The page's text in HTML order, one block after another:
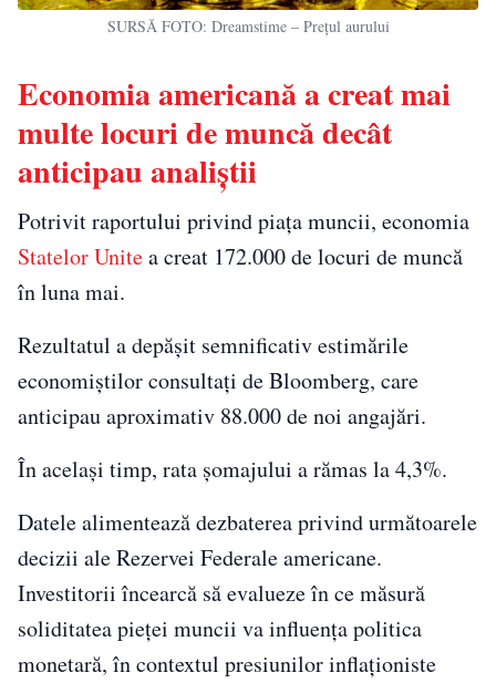
SURSĂ FOTO: Dreamstime – Prețul aurului
Economia americană a creat mai
multe locuri de muncă decât
anticipau analiștii
Potrivit raportului privind piața muncii, economia
Statelor Unitea creat 172.000 de locuri de muncă
în luna mai.
Rezultatul a depășit semnificativ estimările
economiștilor consultați de Bloomberg, care
anticipau aproximativ 88.000 de noi angajări.
În același timp, rata șomajului a rămas la 4,3%.
Datele alimentează dezbaterea privind următoarele
decizii ale Rezervei Federale americane.
Investitorii încearcă să evalueze în ce măsură
soliditatea pieței muncii va influența politica
monetară, în contextul presiunilor inflaționiste